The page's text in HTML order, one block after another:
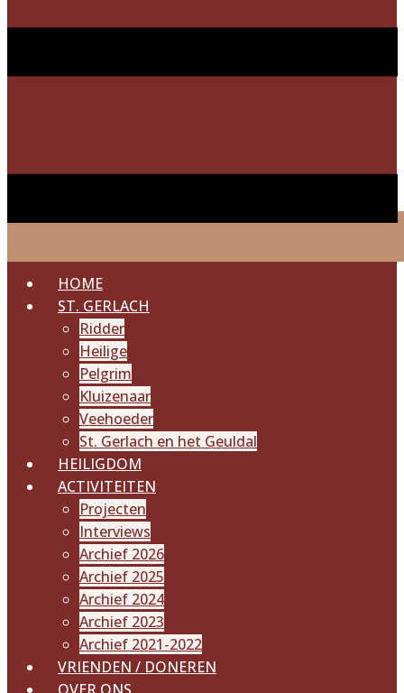
HOME
ST. GERLACH
Ridder
Heilige
Pelgrim
Kluizenaar
Veehoeder
St. Gerlach en het Geuldal
HEILIGDOM
ACTIVITEITEN
Projecten
Interviews
Archief 2026
Archief 2025
Archief 2024
Archief 2023
Archief 2021-2022
VRIENDEN / DONEREN